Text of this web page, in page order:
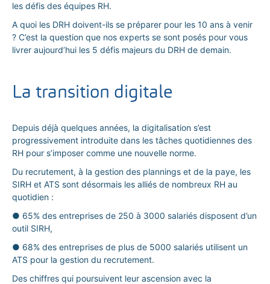
les défis des équipes RH.
A quoi les DRH doivent-ils se préparer pour les 10 ans à venir
? C’est la question que nos experts se sont posés pour vous
livrer aujourd’hui les 5 défis majeurs du DRH de demain.
La transition digitale
Depuis déjà quelques années, la digitalisation s’est
progressivement introduite dans les tâches quotidiennes des
RH pour s’imposer comme une nouvelle norme.
Du recrutement, à la gestion des plannings et de la paye, les
SIRH et ATS sont désormais les alliés de nombreux RH au
quotidien :
● 65% des entreprises de 250 à 3000 salariés disposent d’un
outil SIRH,
● 68% des entreprises de plus de 5000 salariés utilisent un
ATS pour la gestion du recrutement.
Des chiffres qui poursuivent leur ascension avec la